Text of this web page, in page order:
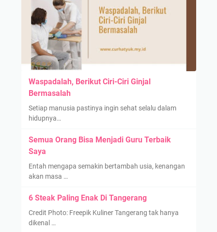
Waspadalah, Berikut Ciri-Ciri Ginjal
Bermasalah
Setiap manusia pastinya ingin sehat selalu dalam
hidupnya…
Semua Orang Bisa Menjadi Guru Terbaik
Saya
Entah mengapa semakin bertambah usia, kenangan
akan masa …
6 Steak Paling Enak Di Tangerang
Credit Photo: Freepik Kuliner Tangerang tak hanya
dikenal …